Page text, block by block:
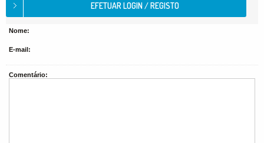
Nome:
E-mail:
Comentário: